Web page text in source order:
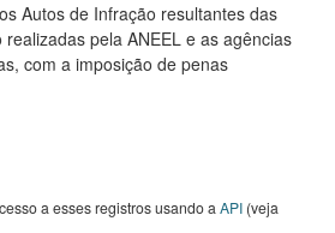
Autos de Infração resultantes das
pela ANEEL e as agências
com a imposição de penas
a esses registros usando a API (veja